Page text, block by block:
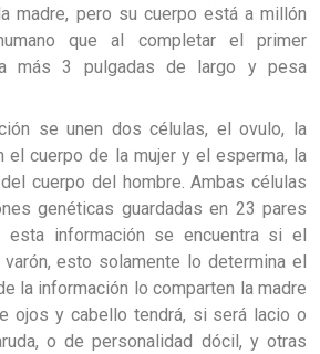
madre, pero su cuerpo está a millón
que al completar el primer
más 3 pulgadas de largo y pesa
se unen dos células, el ovulo, la
el cuerpo de la mujer y el esperma, la
cuerpo del hombre. Ambas células
genéticas guardadas en 23 pares
esta información se encuentra si el
esto solamente lo determina el
la información lo comparten la madre
ojos y cabello tendrá, si será lacio o
o de personalidad dócil, y otras